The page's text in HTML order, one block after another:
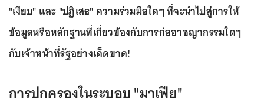
"เงียบ" และ "ปฏิเสธ" ความร่วมมือใดๆ ที่จะนำไปสู่การให้
ข้อมูลหรือหลักฐานที่เกี่ยวข้องกับการก่ออาชญากรรมใดๆ
กับเจ้าหน้าที่รัฐอย่างเด็ดขาด!
การปกครองในระบอบ "มาเฟีย"